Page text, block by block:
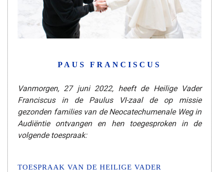
PAUS FRANCISCUS
Vanmorgen, 27 juni 2022, heeft de Heilige Vader
Franciscus in de Paulus VI-zaal de op missie
gezonden families van de Neocatechumenale Weg in
Audiëntie ontvangen en hen toegesproken in de
volgende toespraak:
TOESPRAAK VAN DE HEILIGE VADER